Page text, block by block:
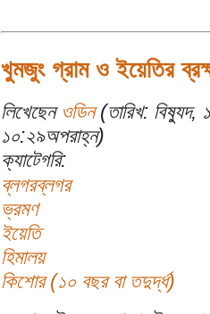
খুমজুং গ্রাম ও ইয়েতির
লিখেছেন ওডিন(তারিখ:
১০:২৯অপরাহ্ন)
ক্যাটেগরি:
ব্লগরব্লগর
ভ্রমণ
ইয়েতি
হিমালয়
কিশোর (১০ বছর বা তদুর্দ্ধ)